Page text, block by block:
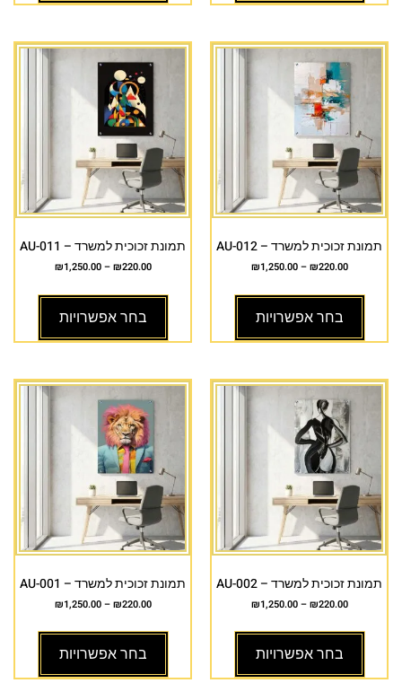
תמונת זכוכית למשרד – AU-012
₪220.00
–
₪1,250.00
בחר אפשרויות
תמונת זכוכית למשרד – AU-011
₪220.00
–
₪1,250.00
בחר אפשרויות
תמונת זכוכית למשרד – AU-002
₪220.00
–
₪1,250.00
בחר אפשרויות
תמונת זכוכית למשרד – AU-001
₪220.00
–
₪1,250.00
בחר אפשרויות